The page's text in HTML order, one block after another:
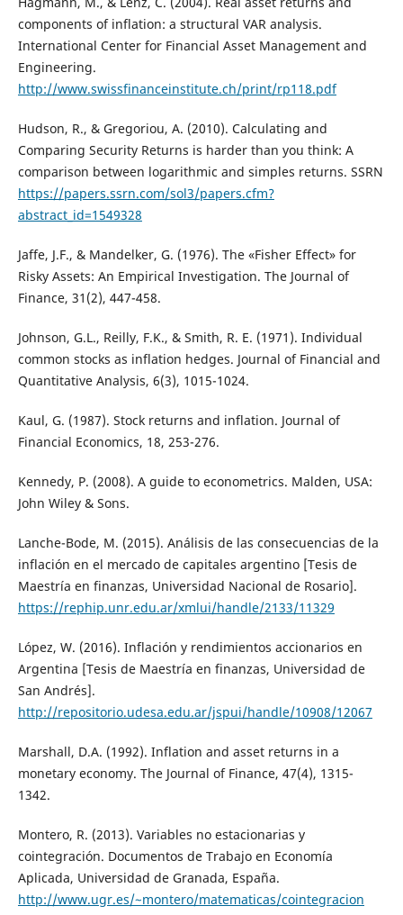
components of inflation: a structural VAR analysis.
International Center for Financial Asset Management and
Engineering.
http://www.swissfinanceinstitute.ch/print/rp118.pdf
Hudson, R., & Gregoriou, A. (2010). Calculating and
Comparing Security Returns is harder than you think: A
comparison between logarithmic and simples returns. SSRN
https://papers.ssrn.com/sol3/papers.cfm?
abstract_id=1549328
Jaffe, J.F., & Mandelker, G. (1976). The «Fisher Effect» for
Risky Assets: An Empirical Investigation. The Journal of
Finance, 31(2), 447-458.
Johnson, G.L., Reilly, F.K., & Smith, R. E. (1971). Individual
common stocks as inflation hedges. Journal of Financial and
Quantitative Analysis, 6(3), 1015-1024.
Kaul, G. (1987). Stock returns and inflation. Journal of
Financial Economics, 18, 253-276.
Kennedy, P. (2008). A guide to econometrics. Malden, USA:
John Wiley & Sons.
Lanche-Bode, M. (2015). Análisis de las consecuencias de la
inflación en el mercado de capitales argentino [Tesis de
Maestría en finanzas, Universidad Nacional de Rosario].
https://rephip.unr.edu.ar/xmlui/handle/2133/11329
López, W. (2016). Inflación y rendimientos accionarios en
Argentina [Tesis de Maestría en finanzas, Universidad de
San Andrés].
http://repositorio.udesa.edu.ar/jspui/handle/10908/12067
Marshall, D.A. (1992). Inflation and asset returns in a
monetary economy. The Journal of Finance, 47(4), 1315-
1342.
Montero, R. (2013). Variables no estacionarias y
cointegración. Documentos de Trabajo en Economía
Aplicada, Universidad de Granada, España.
http://www.ugr.es/~montero/matematicas/cointegracion